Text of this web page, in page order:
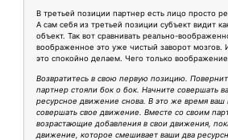
В третьей позиции партнер есть лицо просто
А сам себя из третьей позиции субъект видит
объект. Так вот сравнивать реально-
воображенное это уже чистый заворот мозгов.
это спокойно делаем. Чего только воображение
Возвратитесь в свою первую позицию.
партнер стояли бок о бок. Начните совершать
ресурсное движение снова. В это же время ваш
совершать свое движение. Вместе со своим
возрастающие добавления в свои движения,
движение, которое смешивает ваши два